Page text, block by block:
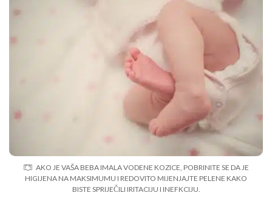
AKO JE VAŠA BEBA IMALA VODENE KOZICE, POBRINITE SE DA JE
HIGIJENA NA MAKSIMUMU I REDOVITO MIJENJAJTE PELENE KAKO
BISTE SPRIJEČILI IRITACIJU I INEFKCIJU.